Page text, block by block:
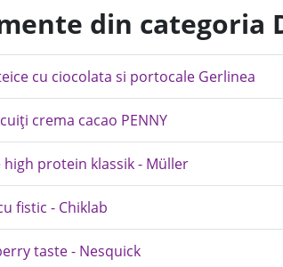
din categoria
cu ciocolata si portocale Gerlinea
crema cacao PENNY
high protein klassik - Müller
fistic - Chiklab
taste - Nesquick